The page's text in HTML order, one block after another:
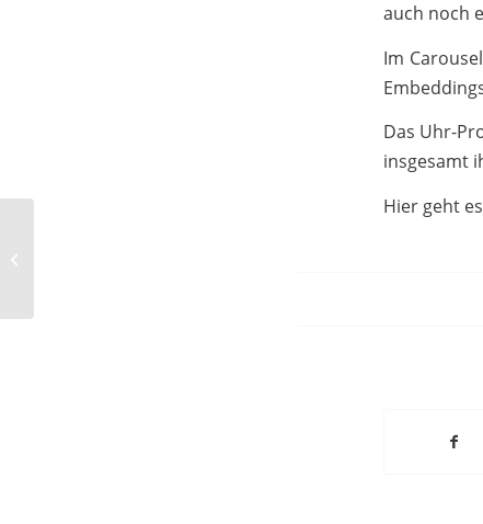
auch noch
Im
Das Uhr-
insgesamt
Hier geht